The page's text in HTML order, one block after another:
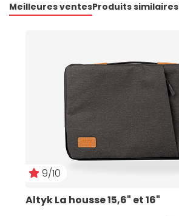
Meilleures ventesProduits similaires
9/10
Altyk La housse 15,6" et 16"